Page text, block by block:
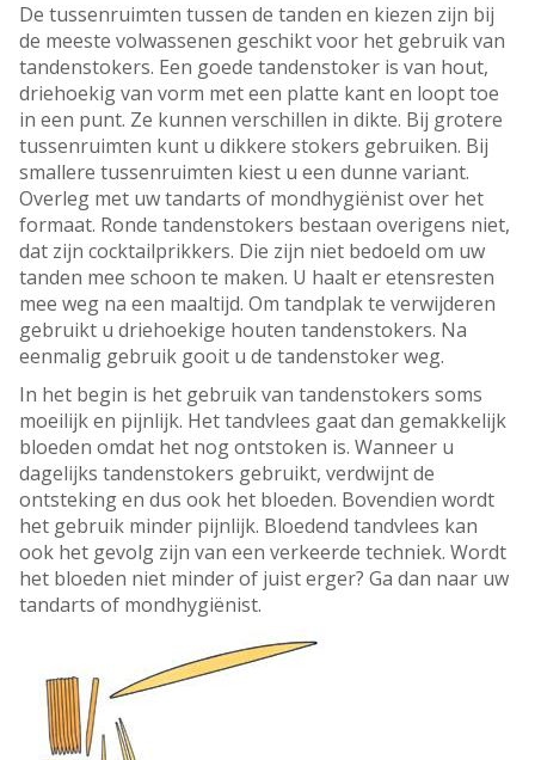
De tussenruimten tussen de tanden en kiezen zijn bij
de meeste volwassenen geschikt voor het gebruik van
tandenstokers. Een goede tandenstoker is van hout,
driehoekig van vorm met een platte kant en loopt toe
in een punt. Ze kunnen verschillen in dikte. Bij grotere
tussenruimten kunt u dikkere stokers gebruiken. Bij
smallere tussenruimten kiest u een dunne variant.
Overleg met uw tandarts of mondhygiënist over het
formaat. Ronde tandenstokers bestaan overigens niet,
dat zijn cocktailprikkers. Die zijn niet bedoeld om uw
tanden mee schoon te maken. U haalt er etensresten
mee weg na een maaltijd. Om tandplak te verwijderen
gebruikt u driehoekige houten tandenstokers. Na
eenmalig gebruik gooit u de tandenstoker weg.
In het begin is het gebruik van tandenstokers soms
moeilijk en pijnlijk. Het tandvlees gaat dan gemakkelijk
bloeden omdat het nog ontstoken is. Wanneer u
dagelijks tandenstokers gebruikt, verdwijnt de
ontsteking en dus ook het bloeden. Bovendien wordt
het gebruik minder pijnlijk. Bloedend tandvlees kan
ook het gevolg zijn van een verkeerde techniek. Wordt
het bloeden niet minder of juist erger? Ga dan naar uw
tandarts of mondhygiënist.